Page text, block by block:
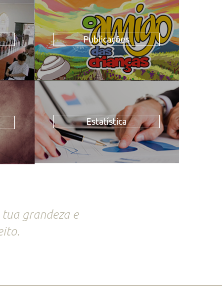
Publicações
Estatística
grandeza e